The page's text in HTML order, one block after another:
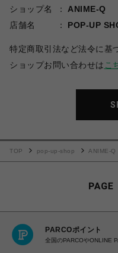
ショップ名
ANIME-Q
店舗名
POP-UP
特定商取引法など法令に基
ショップお問い合わせは こ
TOP pop-up-shop ANIME-Q
PARCOポイント
全国のPARCOやONLINE